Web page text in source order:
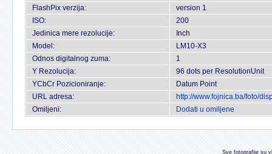
FlashPix verzija:
version 1
ISO:
200
Jedinica mere rezolucije:
Inch
Model:
LM10-X3
Odnos digitalnog zuma:
1
Y Rezolucija:
96 dots per ResolutionUnit
YCbCr Pozicioniranje:
Datum Point
URL adresa:
http://www.fojnica.ba/foto/
Omiljeni:
Dodati u omiljene
Sve fotografije su